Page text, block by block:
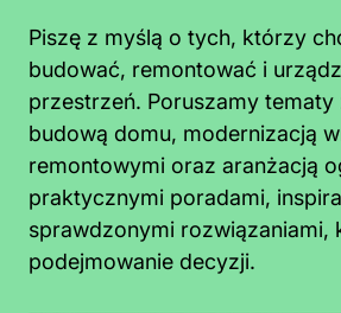
Piszę z myślą o tych, którzy
budować, remontować i
przestrzeń. Poruszamy tematy
budową domu, modernizacją
remontowymi oraz aranżacją
praktycznymi poradami,
sprawdzonymi rozwiązaniami,
podejmowanie decyzji.